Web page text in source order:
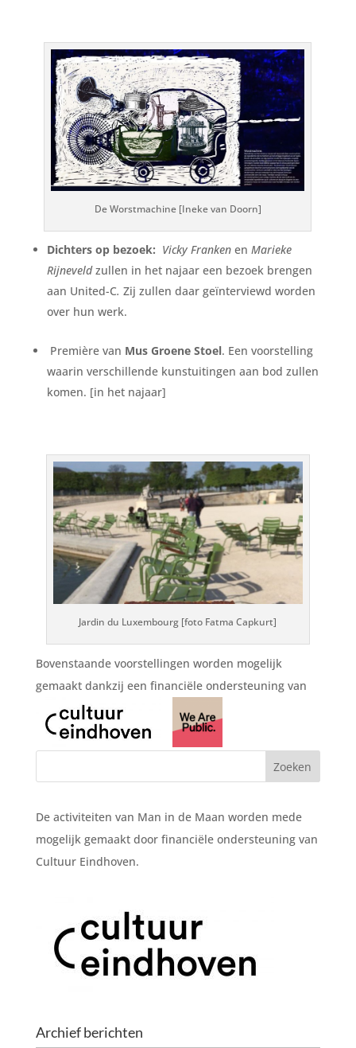
De Worstmachine [Ineke van Doorn]
Dichters op bezoek: Vicky Franken en Marieke
Rijneveldzullen in het najaar een bezoek brengen
aan United-C. Zij zullen daar geïnterviewd worden
over hun werk.
Première van Mus Groene Stoel. Een voorstelling
waarin verschillende kunstuitingen aan bod zullen
komen. [in het najaar]
Jardin du Luxembourg [foto Fatma Capkurt]
Bovenstaande voorstellingen worden mogelijk
gemaakt dankzij een financiële ondersteuning van
De activiteiten van Man in de Maan worden mede
mogelijk gemaakt door financiële ondersteuning van
Cultuur Eindhoven.
Archief berichten